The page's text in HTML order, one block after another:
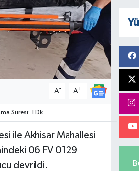
A- A+
Süresi: 1 Dk
ile Akhisar Mahallesi
06 FV 0129
devrildi.